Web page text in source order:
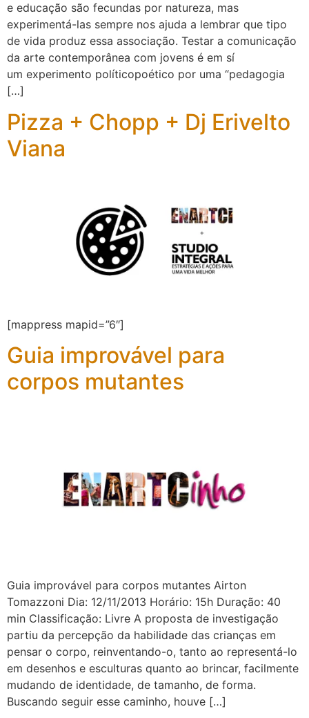
e educação são fecundas por natureza, mas
experimentá-las sempre nos ajuda a lembrar que tipo
de vida produz essa associação. Testar a comunicação
da arte contemporânea com jovens é em sí
um experimento políticopoético por uma “pedagogia
[…]
Pizza + Chopp + Dj Erivelto
Viana
[mappress mapid=”6″]
Guia improvável para
corpos mutantes
Guia improvável para corpos mutantes Airton
Tomazzoni Dia: 12/11/2013 Horário: 15h Duração: 40
min Classificação: Livre A proposta de investigação
partiu da percepção da habilidade das crianças em
pensar o corpo, reinventando-o, tanto ao representá-lo
em desenhos e esculturas quanto ao brincar, facilmente
mudando de identidade, de tamanho, de forma.
Buscando seguir esse caminho, houve […]